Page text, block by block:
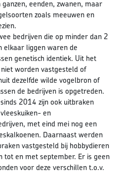
eenden, zwanen, maar
zoals meeuwen en
bedrijven die op minder dan 2
elkaar liggen waren de
genetisch identiek. Uit het
worden vastgesteld of
dezelfde wilde vogelbron of
de bedrijven is opgetreden.
2014 zijn ook uitbraken
en
met eind mei nog een
Daarnaast werden
vastgesteld bij hobbydieren
tot en met september. Er is geen
voor deze verschillen t.o.v.